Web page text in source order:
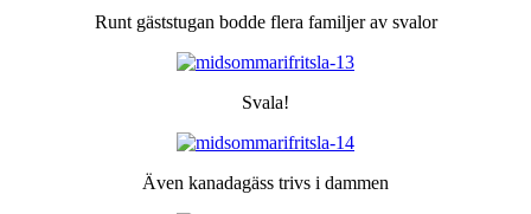
Runt gäststugan bodde flera familjer av svalor
Svala!
Även kanadagäss trivs i dammen